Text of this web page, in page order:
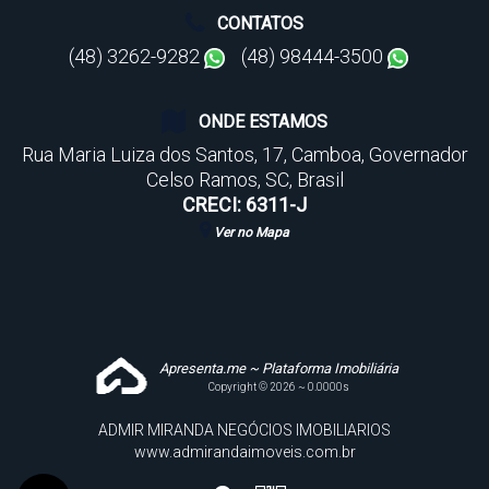
CONTATOS
(48) 3262-9282 (48) 98444-3500
ONDE ESTAMOS
Rua Maria Luiza dos Santos, 17, Camboa, Governador
Celso Ramos, SC, Brasil
CRECI: 6311-J
Ver no Mapa
Apresenta.me ~ Plataforma Imobiliária
Copyright © 2026 ~ 0.0000s
ADMIR MIRANDA NEGÓCIOS IMOBILIARIOS
www.admirandaimoveis.com.br